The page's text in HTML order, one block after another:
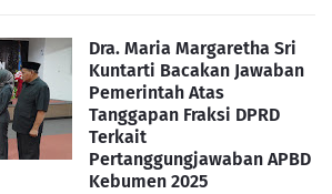
Dra. Maria Margaretha Sri
Kuntarti Bacakan Jawaban
Pemerintah Atas
Tanggapan Fraksi DPRD
Terkait
Pertanggungjawaban APBD
Kebumen 2025